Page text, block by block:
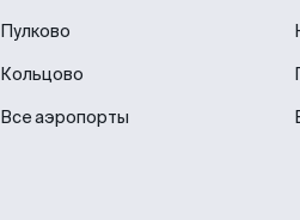
Пулково
Кольцово
Все аэропорты